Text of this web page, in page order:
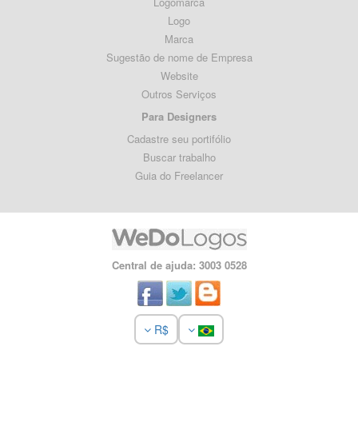
Logo
Marca
Sugestão de nome de Empresa
Website
Outros Serviços
Para Designers
Cadastre seu portifólio
Buscar trabalho
Guia do Freelancer
Central de ajuda: 3003 0528
R$